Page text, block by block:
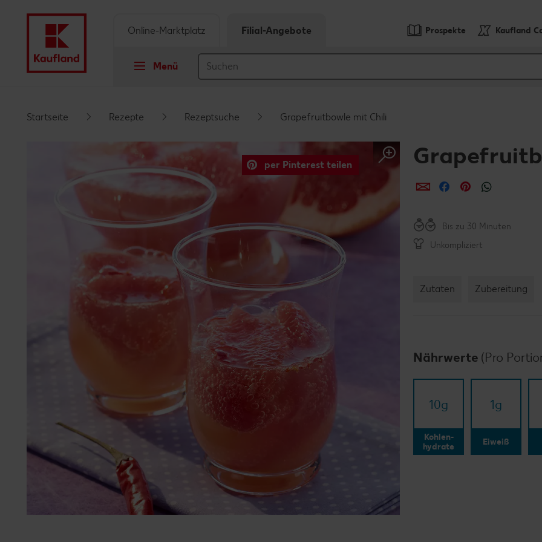
Schwebender Seitenbereich
Prospekte Kaufland
Menü
Online-Marktplatz Filial-Angebote
Startseite Rezepte Rezeptsuche Grapefruitbowle mit Chili
per Pinterest teilen
per E-Mail teilen
per Facebook teilen
per Pinterest
Bis zu 30 Minuten
Unkompliziert
Zutaten Zubereitung
Nährwerte (Pro
10g
Kohlen-
hydrate
1g
Eiweiß